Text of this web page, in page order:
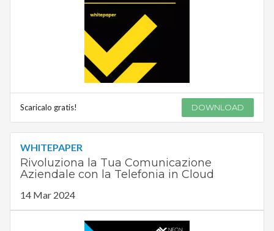
Scaricalo gratis! DOWNLOAD
WHITEPAPER
Rivoluziona la Tua Comunicazione
Aziendale con la Telefonia in Cloud
14 Mar 2024